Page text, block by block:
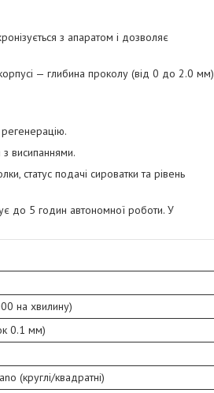
з апаратом і дозволяє
— глибина проколу (від 0 до 2.0 мм)
висипаннями.
статус подачі сироватки та рівень
до 5 годин автономної роботи. У
на хвилину)
0.1 мм)
(круглі/квадратні)